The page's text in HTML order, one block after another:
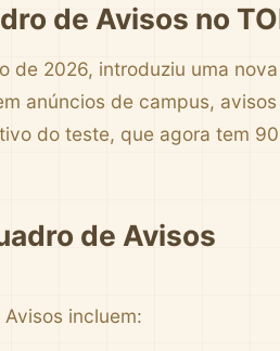
de Avisos no
de 2026, introduziu uma
anúncios de campus,
do teste, que agora tem
de Avisos
incluem: